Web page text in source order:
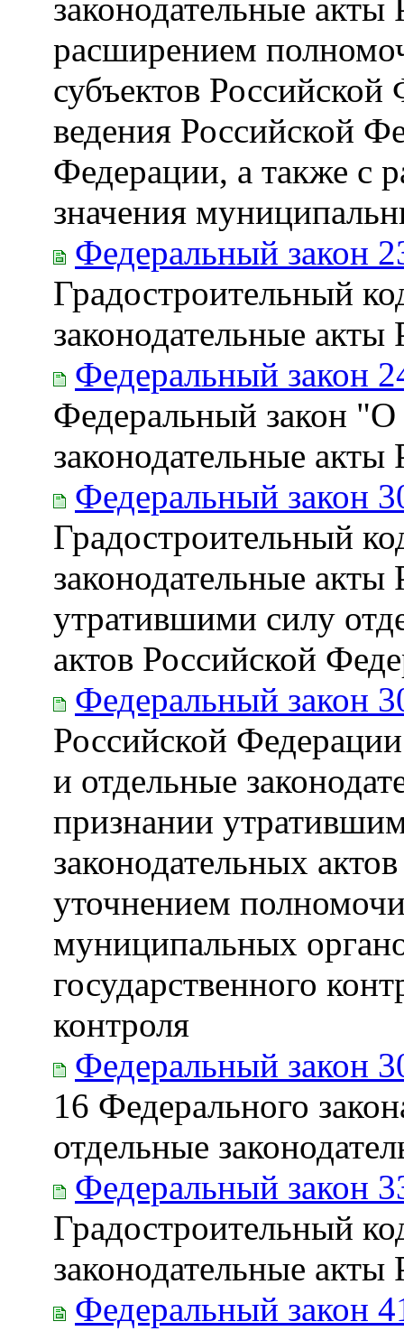
законодательные
расширением
субъектов
ведения Российской
Федерации, а также с
значения
Федеральный закон
Градостроительный
законодательные
Федеральный закон
Федеральный закон
законодательные
Федеральный закон
Градостроительный
законодательные
утратившими силу
актов Российской
Федеральный закон
Российской
и отдельные
признании
законодательных
уточнением
муниципальных
государственного
контроля
Федеральный закон
16 Федерального
отдельные
Федеральный закон
Градостроительный
законодательные
Федеральный закон